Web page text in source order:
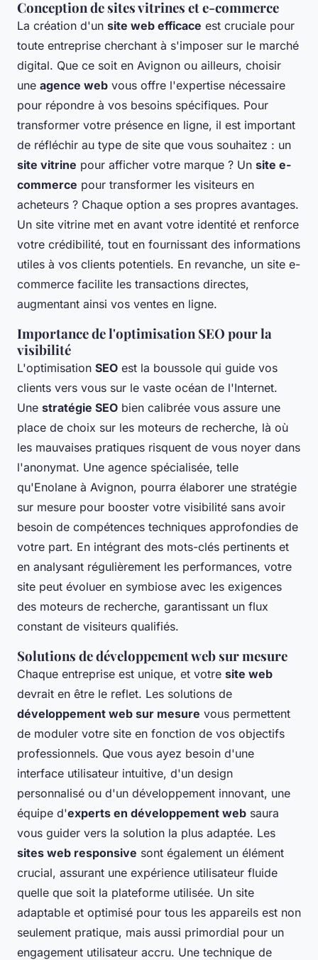
Conception de sites vitrines et e-commerce
La création d'un site web efficace est cruciale pour
toute entreprise cherchant à s'imposer sur le marché
digital. Que ce soit en Avignon ou ailleurs, choisir
une agence web vous offre l'expertise nécessaire
pour répondre à vos besoins spécifiques. Pour
transformer votre présence en ligne, il est important
de réfléchir au type de site que vous souhaitez : un
site vitrine pour afficher votre marque ? Un site e-
commerce pour transformer les visiteurs en
acheteurs ? Chaque option a ses propres avantages.
Un site vitrine met en avant votre identité et renforce
votre crédibilité, tout en fournissant des informations
utiles à vos clients potentiels. En revanche, un site e-
commerce facilite les transactions directes,
augmentant ainsi vos ventes en ligne.
Importance de l'optimisation SEO pour la
visibilité
L'optimisation SEO est la boussole qui guide vos
clients vers vous sur le vaste océan de l'Internet.
Une stratégie SEO bien calibrée vous assure une
place de choix sur les moteurs de recherche, là où
les mauvaises pratiques risquent de vous noyer dans
l'anonymat. Une agence spécialisée, telle
qu'Enolane à Avignon, pourra élaborer une stratégie
sur mesure pour booster votre visibilité sans avoir
besoin de compétences techniques approfondies de
votre part. En intégrant des mots-clés pertinents et
en analysant régulièrement les performances, votre
site peut évoluer en symbiose avec les exigences
des moteurs de recherche, garantissant un flux
constant de visiteurs qualifiés.
Solutions de développement web sur mesure
Chaque entreprise est unique, et votre site web
devrait en être le reflet. Les solutions de
développement web sur mesure vous permettent
de moduler votre site en fonction de vos objectifs
professionnels. Que vous ayez besoin d'une
interface utilisateur intuitive, d'un design
personnalisé ou d'un développement innovant, une
équipe d'experts en développement web saura
vous guider vers la solution la plus adaptée. Les
sites web responsive sont également un élément
crucial, assurant une expérience utilisateur fluide
quelle que soit la plateforme utilisée. Un site
adaptable et optimisé pour tous les appareils est non
seulement pratique, mais aussi primordial pour un
engagement utilisateur accru. Une technique de